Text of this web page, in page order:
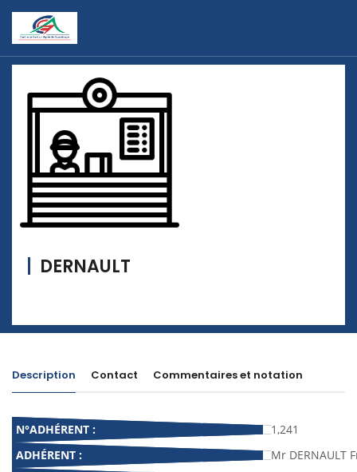
DERNAULT
Description Contact Commentaires et notation
N°ADHÉRENT :
1,241
ADHÉRENT :
Mr DERNAULT